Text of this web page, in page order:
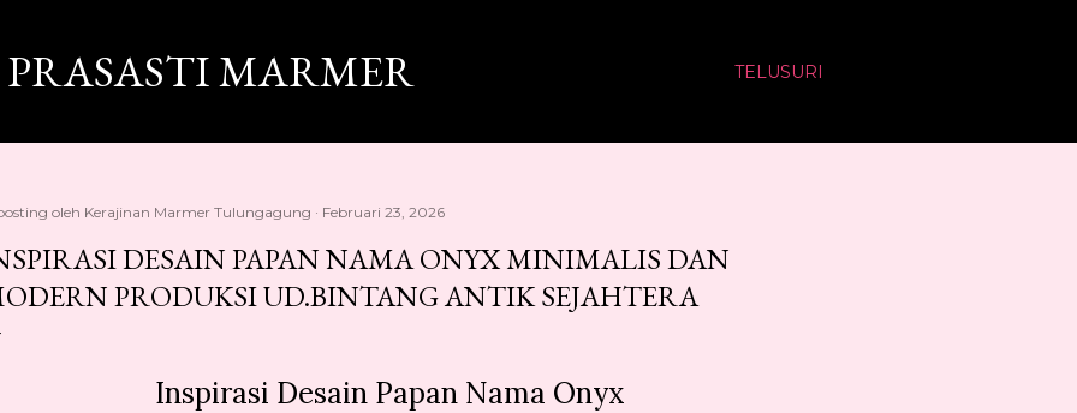
TELUSURI
MARMER
oleh Kerajinan Marmer Tulungagung Februari 23, 2026
DESAIN PAPAN NAMA ONYX MINIMALIS DAN
PRODUKSI UD.BINTANG ANTIK SEJAHTERA
Inspirasi Desain Papan Nama Onyx